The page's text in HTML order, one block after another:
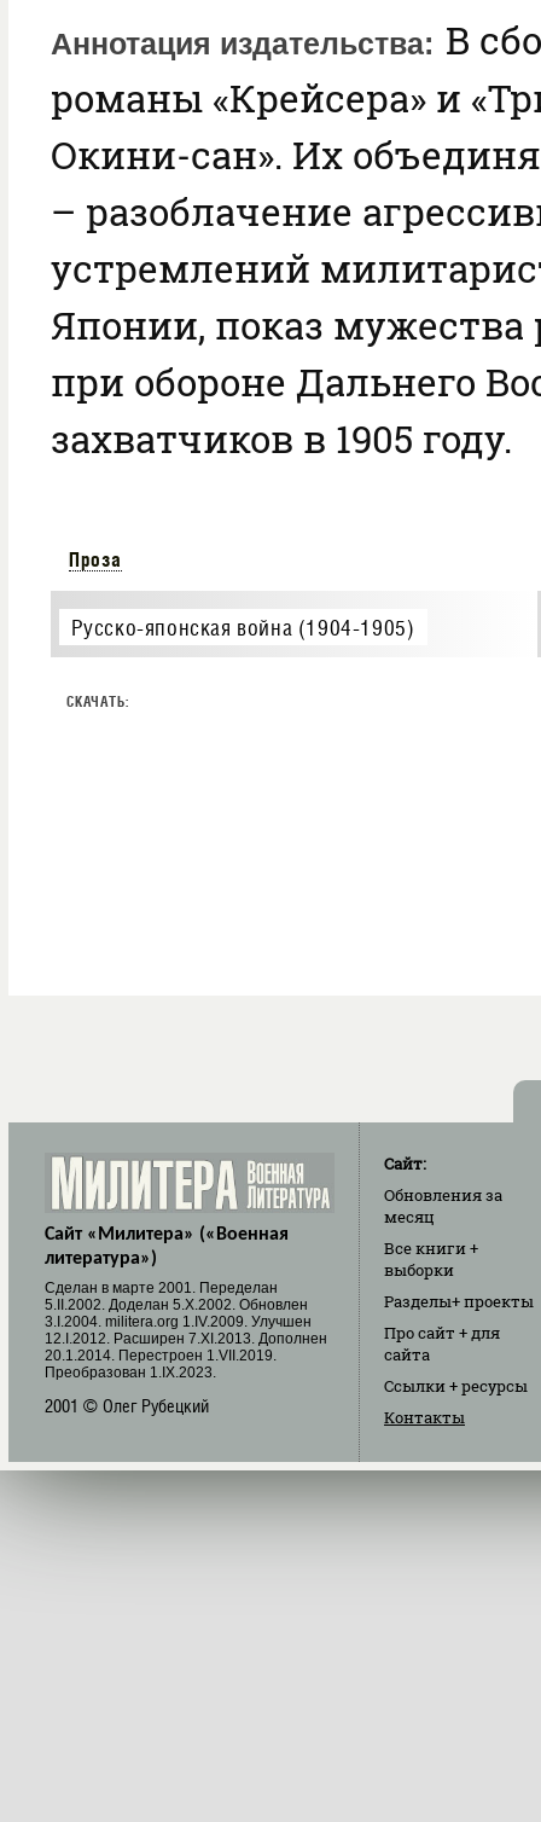
Аннотация издательства
В
романы «Крейсера» и
Окини-сан». Их
– разоблачение
устремлений
Японии, показ
при обороне Дальнего
захватчиков в 1905 году.
Проза
Русско-японская война (1904-1905)
Сайт «Милитера» («Военная
литература»)
Cделан в марте 2001. Переделан
5.II.2002. Доделан 5.X.2002. Обновлен
3.I.2004. militera.org 1.IV.2009. Улучшен
12.I.2012. Расширен 7.XI.2013. Дополнен
20.1.2014. Перестроен 1.VII.2019.
Преобразован 1.IX.2023.
2001 © Олег Рубецкий
Сайт:
Обновленияза
месяц
Все книги+
выборки
Разделы+ проекты
Про сайт + для
сайта
Ссылки+ ресурсы
Контакты